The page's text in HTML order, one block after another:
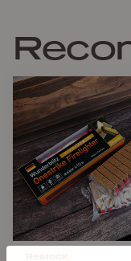
表側にはファスナー
置ツールなどを収納
付属のベルクロルー
の脱装着が容易です。